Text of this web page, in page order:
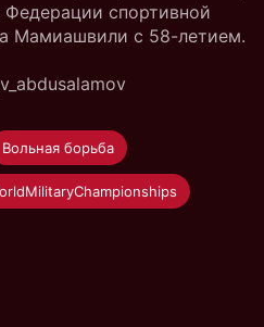
Федерации спортивной
Мамиашвили с 58-летием.
Вольная борьба